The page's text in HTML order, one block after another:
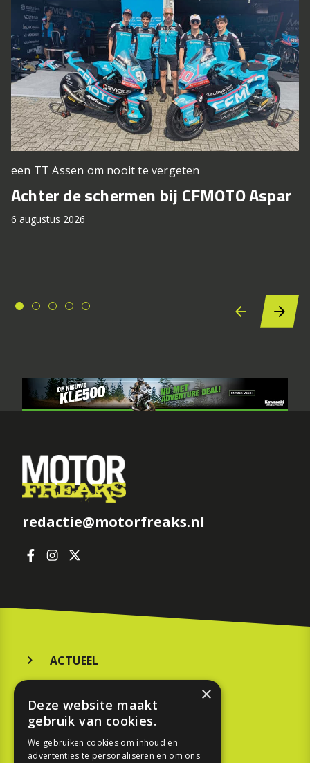
een TT Assen om nooit te vergeten
Achter de schermen bij CFMOTO Aspar
6 augustus 2026
redactie@motorfreaks.nl
ACTUEEL
KOOPGIDS
TESTEN
×
Deze website maakt
gebruik van cookies.
We gebruiken cookies om inhoud en
advertenties te personaliseren en om ons